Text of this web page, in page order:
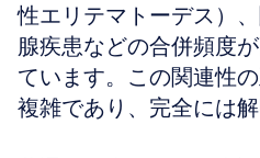
性エリテマトーデス）
腺疾患などの合併頻度
ています。この関連性
複雑であり、完全には